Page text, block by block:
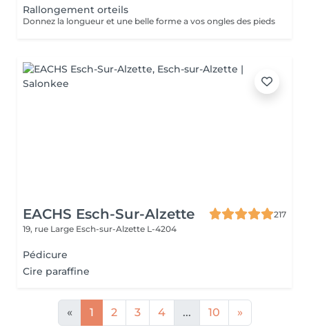
Rallongement orteils
Donnez la longueur et une belle forme a vos ongles des pieds
EACHS Esch-Sur-Alzette
217
19, rue Large Esch-sur-Alzette L-4204
Pédicure
Cire paraffine
« 1 2 3 4 ... 10 »